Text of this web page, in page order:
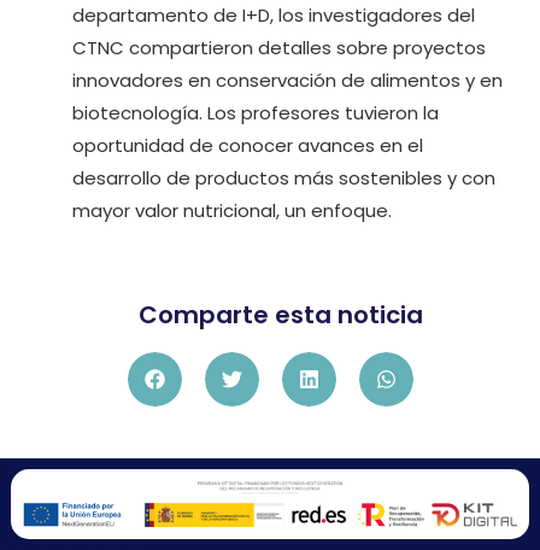
departamento de I+D, los investigadores del
CTNC compartieron detalles sobre proyectos
innovadores en conservación de alimentos y en
biotecnología. Los profesores tuvieron la
oportunidad de conocer avances en el
desarrollo de productos más sostenibles y con
mayor valor nutricional, un enfoque.
Comparte esta noticia